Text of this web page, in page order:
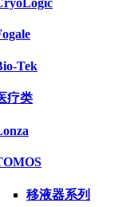
Tek
疗类
移液器系列